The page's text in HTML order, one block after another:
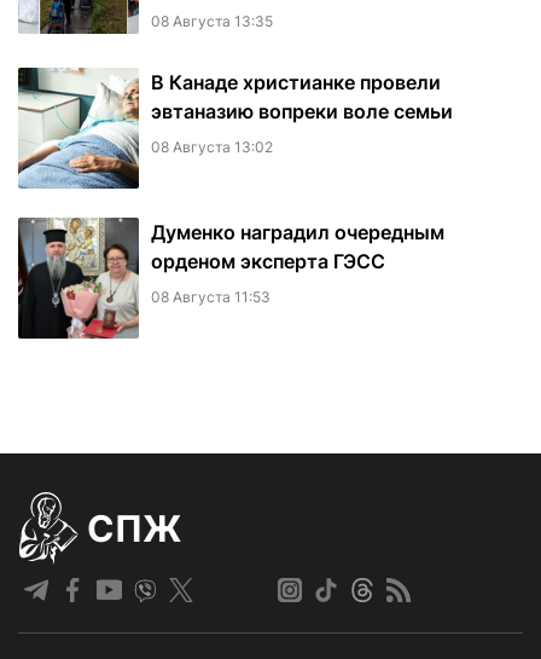
08 Августа 13:35
В Канаде христианке провели
эвтаназию вопреки воле семьи
08 Августа 13:02
Думенко наградил очередным
орденом эксперта ГЭСС
08 Августа 11:53
СПЖ